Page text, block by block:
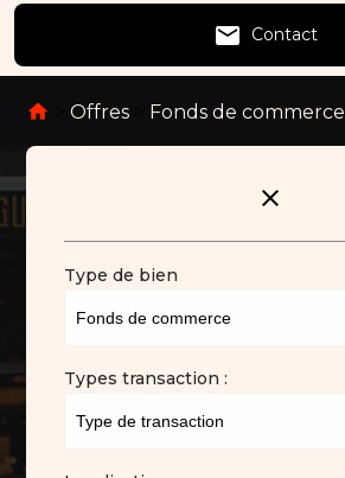
email Contact
>Offres Fonds de commerce
close
Type de bien
Types transaction :